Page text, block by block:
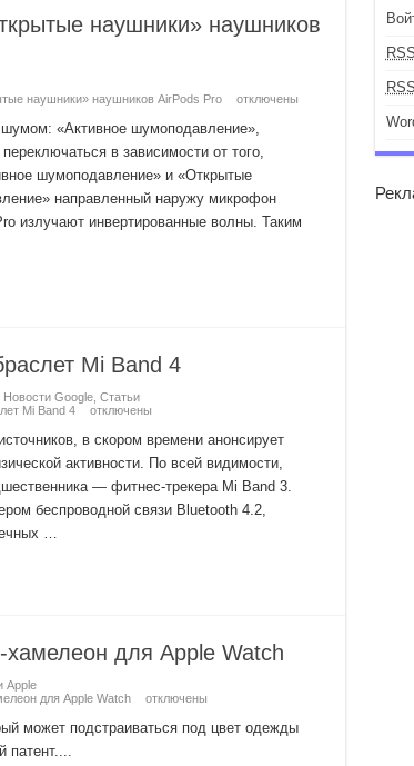
наушники» наушников
наушники» наушников AirPods Pro отключены
«Активное шумоподавление»,
в зависимости от того,
шумоподавление» и «Открытые
направленный наружу микрофон
излучают инвертированные волны. Таким
Mi Band 4
Новости Google, Статьи
Mi Band 4 отключены
в скором времени анонсирует
активности. По всей видимости,
— фитнес-трекера Mi Band 3.
беспроводной связи Bluetooth 4.2,
…
для Apple Watch
Apple
для Apple Watch отключены
может подстраиваться под цвет одежды
патент....
RSS
RSS